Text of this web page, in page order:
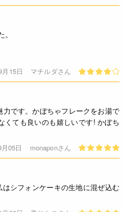
15日 マチルダさん
です。かぼちゃフレークをお湯で
くても良いのも嬉しいです! かぼち
05日 monaponさん
シフォンケーキの生地に混ぜ込む